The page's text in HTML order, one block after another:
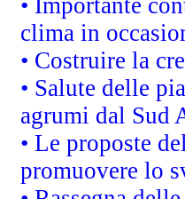
• Importante
clima in
• Costruire la
• Salute delle
agrumi dal Sud
• Le proposte
promuovere lo